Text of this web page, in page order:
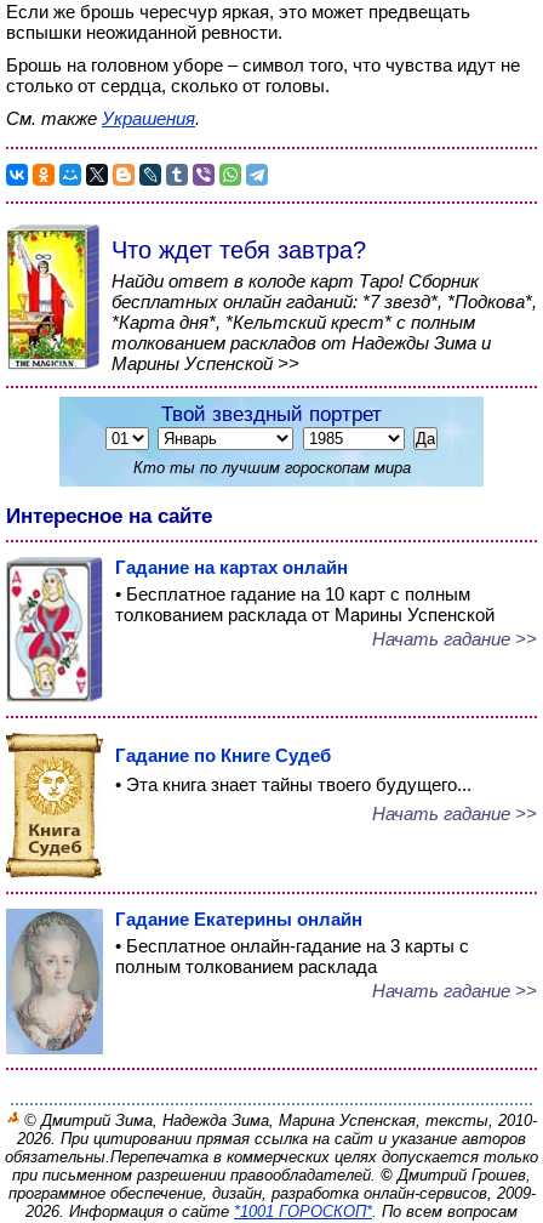
Если же брошь чересчур яркая, это может предвещать
вспышки неожиданной ревности.
Брошь на головном уборе – символ того, что чувства идут не
столько от сердца, сколько от головы.
См. также Украшения.
Что ждет тебя завтра?
Найди ответ в колоде карт Таро! Сборник
бесплатных онлайн гаданий: *7 звезд*, *Подкова*,
*Карта дня*, *Кельтский крест* с полным
толкованием раскладов от Надежды Зима и
Марины Успенской >>
Твой звездный портрет
Кто ты по лучшим гороскопам мира
Интересное на сайте
Гадание на картах онлайн
• Бесплатное гадание на 10 карт с полным
толкованием расклада от Марины Успенской
Начать гадание >>
Гадание по Книге Судеб
• Эта книга знает тайны твоего будущего...
Начать гадание >>
Гадание Екатерины онлайн
• Бесплатное онлайн-гадание на 3 карты с
полным толкованием расклада
Начать гадание >>
© Дмитрий Зима, Надежда Зима, Марина Успенская, тексты, 2010-
2026. При цитировании прямая ссылка на сайт и указание авторов
обязательны.Перепечатка в коммерческих целях допускается только
при письменном разрешении правообладателей. © Дмитрий Грошев,
программное обеспечение, дизайн, разработка онлайн-сервисов, 2009-
2026. Информация о сайте *1001 ГОРОСКОП*. По всем вопросам